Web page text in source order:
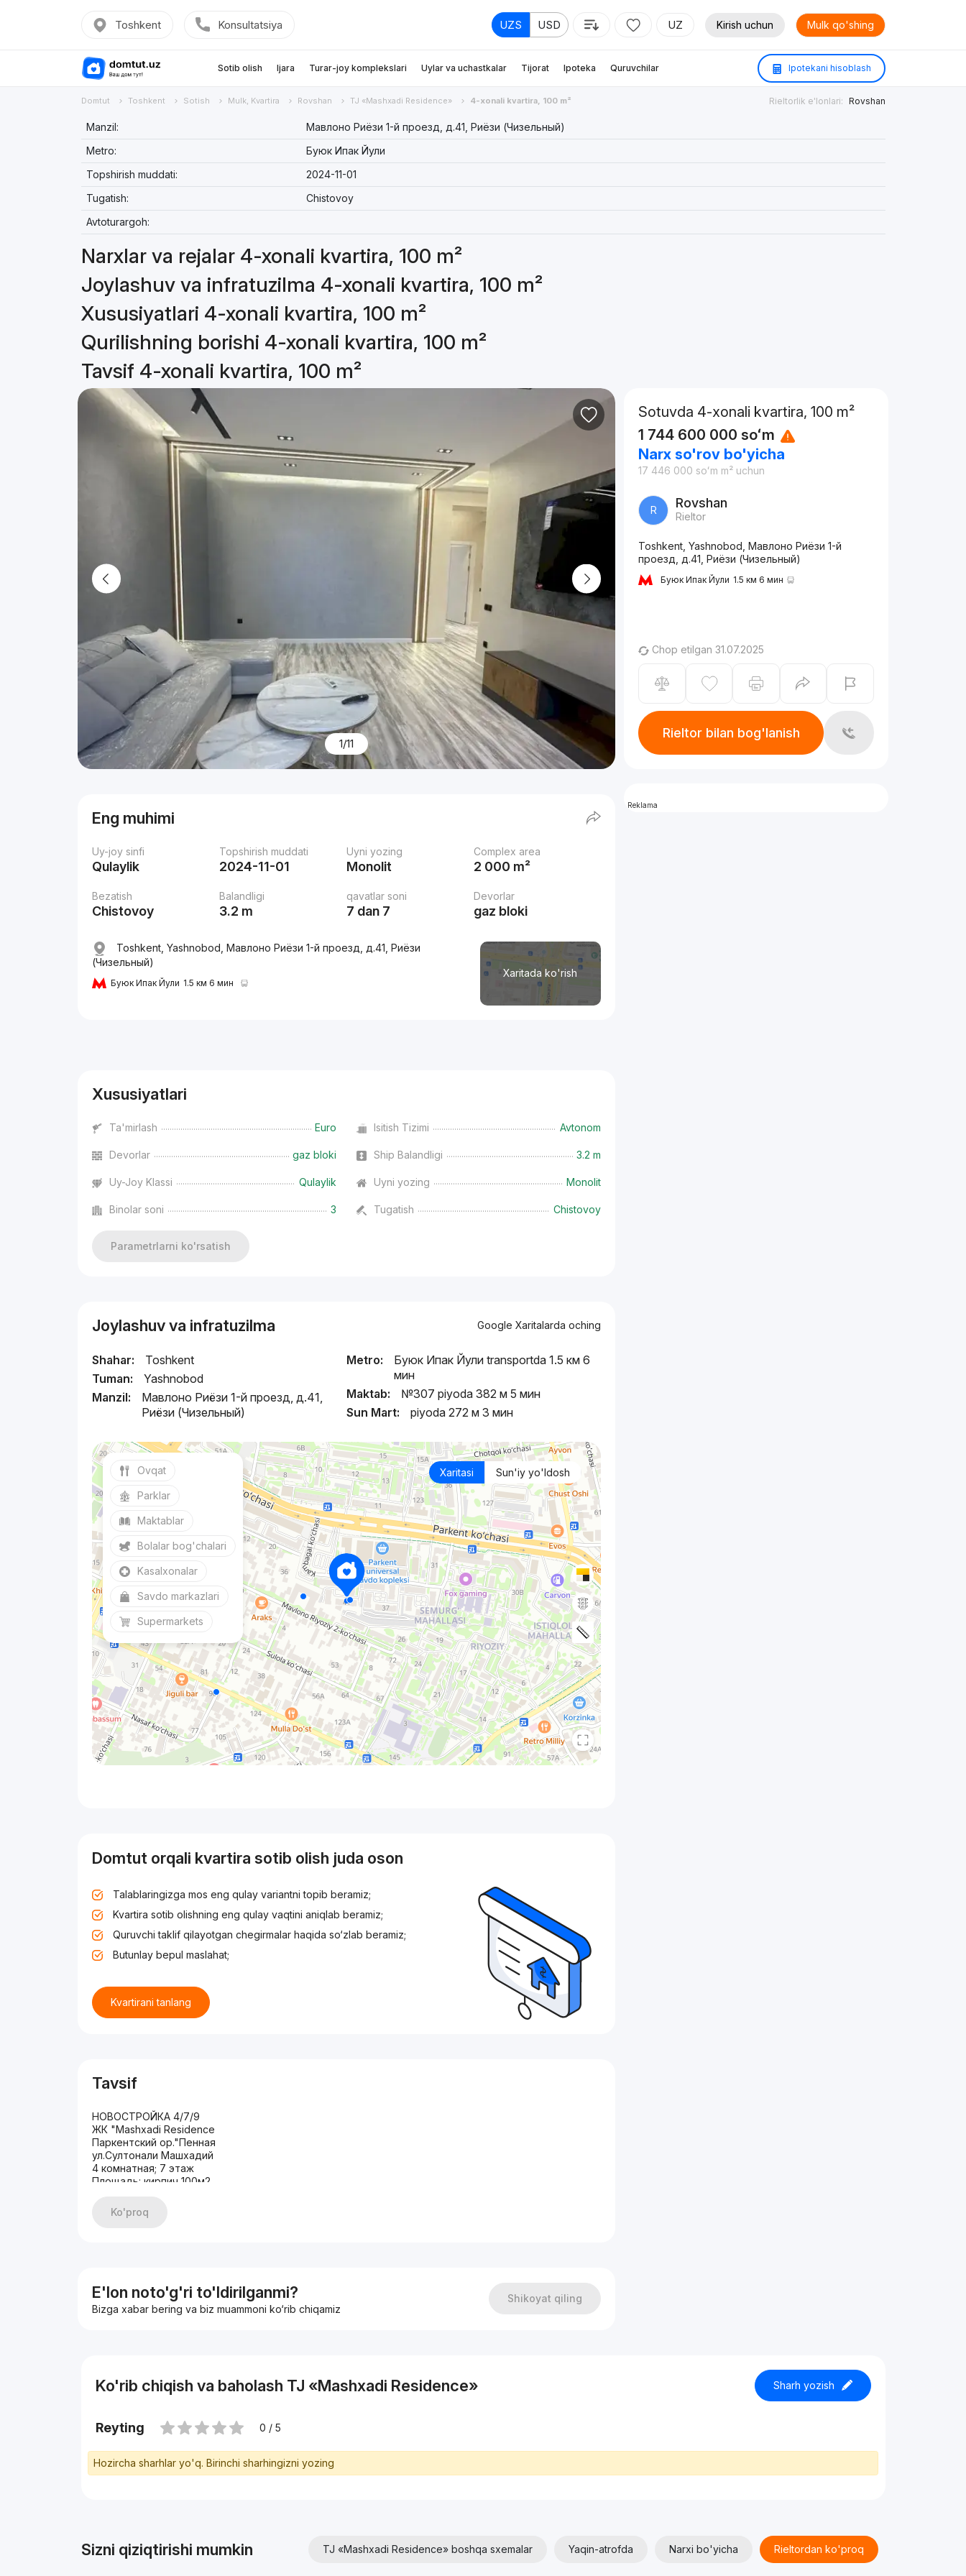
Toshkent Konsultatsiya UZS USD UZ Kirish uchun Mulk qo'shing
Sotib olish Ijara Turar-joy komplekslari Uylar va uchastkalar Tijorat Ipoteka Quruvchilar Ipotekani hisoblash
Domtut Toshkent Sotish Mulk, Kvartira Rovshan TJ «Mashxadi Residence» 4-xonali kvartira, 100 m² Rieltorlik e'lonlari: Rovshan
Manzil:
Мавлоно Риёзи 1-й проезд, д.41, Риёзи (Чизельный)
Metro:
Буюк Ипак Йули
Topshirish muddati:
2024-11-01
Tugatish:
Chistovoy
Avtoturargoh:
Narxlar va rejalar 4-xonali kvartira, 100 m²
Joylashuv va infratuzilma 4-xonali kvartira, 100 m²
Xususiyatlari 4-xonali kvartira, 100 m²
Qurilishning borishi 4-xonali kvartira, 100 m²
Tavsif 4-xonali kvartira, 100 m²
1/11
Eng muhimi
Uy-joy sinfi
Qulaylik
Topshirish muddati
2024-11-01
Uyni yozing
Monolit
Complex area
2 000 m²
Bezatish
Chistovoy
Balandligi
3.2 m
qavatlar soni
7 dan 7
Devorlar
gaz bloki
Xaritada ko'rish
Toshkent, Yashnobod, Мавлоно Риёзи 1-й проезд, д.41, Риёзи
(Чизельный)
Буюк Ипак Йули 1.5 км 6 мин
Xususiyatlari
Ta'mirlash Euro Isitish Tizimi Avtonom
Devorlar gaz bloki Ship Balandligi 3.2 m
Uy-Joy Klassi Qulaylik Uyni yozing Monolit
Binolar soni 3 Tugatish Chistovoy
Parametrlarni ko'rsatish
Joylashuv va infratuzilma Google Xaritalarda oching
Shahar:
Toshkent
Tuman:
Yashnobod
Manzil:
Мавлоно Риёзи 1-й проезд, д.41,
Риёзи (Чизельный)
Metro:
Буюк Ипак Йули transportda 1.5 км 6
мин
Maktab:
№307 piyoda 382 м 5 мин
Sun Mart:
piyoda 272 м 3 мин
Xaritasi Sun'iy yo'ldosh
Ovqat
Parklar
Maktablar
Bolalar bog'chalari
Kasalxonalar
Savdo markazlari
Supermarkets
Domtut orqali kvartira sotib olish juda oson
Talablaringizga mos eng qulay variantni topib beramiz;
Kvartira sotib olishning eng qulay vaqtini aniqlab beramiz;
Quruvchi taklif qilayotgan chegirmalar haqida so‘zlab beramiz;
Butunlay bepul maslahat;
Kvartirani tanlang
Tavsif
НОВОСТРОЙКА 4/7/9
ЖК "Mashxadi Residence
Паркентский ор."Пенная
ул.Султонали Машхадий
4 комнатная; 7 этаж
Площадь: кирпич 100м2
Полностью укомплектована
ЦЕНА: 143 003 у.е
Ko'proq
E'lon noto'g'ri to'ldirilganmi?
Bizga xabar bering va biz muammoni ko‘rib chiqamiz
Shikoyat qiling
Sotuvda 4-xonali kvartira, 100 m²
1 744 600 000 soʻm
Narx so'rov bo'yicha
17 446 000 soʻm m² uchun
R Rovshan
Rieltor
Toshkent, Yashnobod, Мавлоно Риёзи 1-й
проезд, д.41, Риёзи (Чизельный)
Буюк Ипак Йули 1.5 км 6 мин
Chop etilgan 31.07.2025
Rieltor bilan bog'lanish
Reklama
Ko'rib chiqish va baholash TJ «Mashxadi Residence» Sharh yozish
Reyting 0 / 5
Hozircha sharhlar yo'q. Birinchi sharhingizni yozing
Sizni qiziqtirishi mumkin TJ «Mashxadi Residence» boshqa sxemalar Yaqin-atrofda Narxi bo'yicha Rieltordan ko'proq